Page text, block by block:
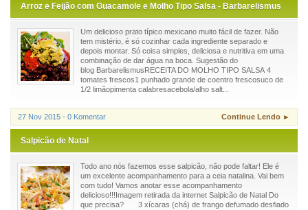
Arroz e Feijão com Guacamole e Molho Tipo Salsa - Barbarelismus
Um delicioso prato típico mexicano muito fácil de fazer. Não
tem mistério, é só cozinhar cada ingrediente separado e
depois montar. Só coisa simples, deliciosa e nutritiva em uma
combinação de dar água na boca. Sugestão do
blog BarbarelismusRECEITA DO MOLHO TIPO SALSA 4
tomates frescos1 punhado grande de coentro frescosuco de
1/2 limãopimenta calabresacebola/alho salt...
27 Nov 2015 - 0 Komentar Continue Lendo ►
Salpicão de Natal
Todo ano nós fazemos esse salpicão, não pode faltar! Ele é
um excelente acompanhamento para a ceia natalina. Vai bem
com tudo! Vamos anotar esse acompanhamento
delicioso!!!Imagem retirada da internet Salpicão de Natal Do
que precisa? 3 xícaras (chá) de frango defumado desfiado